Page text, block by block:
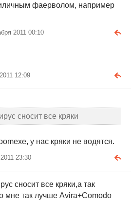
фаерволом, например
2011 00:10
12:09
сносит все кряки
у нас кряки не водятся.
23:30
сносит все кряки,а так
мне так лучше Avira+Comodo